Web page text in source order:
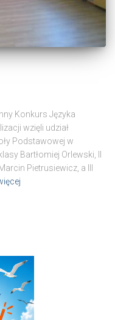
Konkurs Języka
wzięli udział
Podstawowej w
Bartłomiej Orlewski, II
Pietrusiewicz, a III